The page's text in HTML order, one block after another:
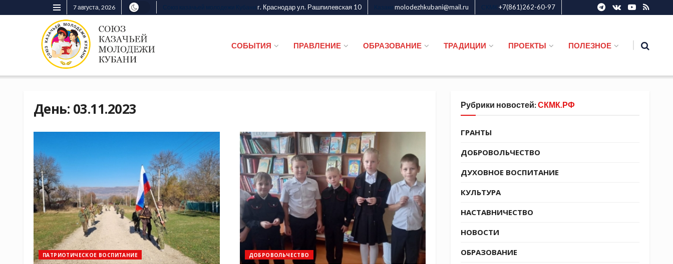
7 августа, 2026 г. Краснодар ул. Рашпилевская 10 molodezhkubani@mail.ru +7(861)262-60-97
СОБЫТИЯ ПРАВЛЕНИЕ ОБРАЗОВАНИЕ ТРАДИЦИИ ПРОЕКТЫ ПОЛЕЗНОЕ
День: 03.11.2023
ПАТРИОТИЧЕСКОЕ ВОСПИТАНИЕ ДОБРОВОЛЬЧЕСТВО
Рубрики новостей:СКМК.РФ
ГРАНТЫ
ДОБРОВОЛЬЧЕСТВО
ДУХОВНОЕ ВОСПИТАНИЕ
КУЛЬТУРА
НАСТАВНИЧЕСТВО
НОВОСТИ
ОБРАЗОВАНИЕ